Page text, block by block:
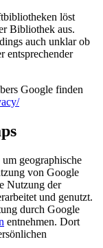
löst
Bibliothek aus.
auch unklar ob
entsprechender
Google finden
geographische
von Google
Nutzung der
und genutzt.
durch Google
entnehmen. Dort